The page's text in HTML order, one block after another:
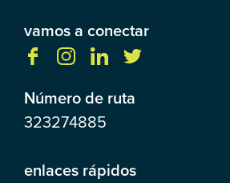
vamos a conectar
Número de ruta
323274885
enlaces rápidos